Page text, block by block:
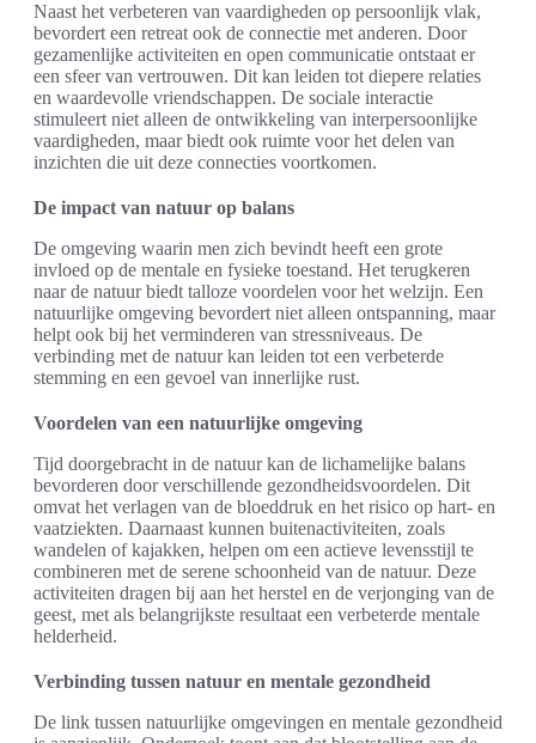
Naast het verbeteren van vaardigheden op persoonlijk vlak,
bevordert een retreat ook de connectie met anderen. Door
gezamenlijke activiteiten en open communicatie ontstaat er
een sfeer van vertrouwen. Dit kan leiden tot diepere relaties
en waardevolle vriendschappen. De sociale interactie
stimuleert niet alleen de ontwikkeling van interpersoonlijke
vaardigheden, maar biedt ook ruimte voor het delen van
inzichten die uit deze connecties voortkomen.
De impact van natuur op balans
De omgeving waarin men zich bevindt heeft een grote
invloed op de mentale en fysieke toestand. Het terugkeren
naar de natuur biedt talloze voordelen voor het welzijn. Een
natuurlijke omgeving bevordert niet alleen ontspanning, maar
helpt ook bij het verminderen van stressniveaus. De
verbinding met de natuur kan leiden tot een verbeterde
stemming en een gevoel van innerlijke rust.
Voordelen van een natuurlijke omgeving
Tijd doorgebracht in de natuur kan de lichamelijke balans
bevorderen door verschillende gezondheidsvoordelen. Dit
omvat het verlagen van de bloeddruk en het risico op hart- en
vaatziekten. Daarnaast kunnen buitenactiviteiten, zoals
wandelen of kajakken, helpen om een actieve levensstijl te
combineren met de serene schoonheid van de natuur. Deze
activiteiten dragen bij aan het herstel en de verjonging van de
geest, met als belangrijkste resultaat een verbeterde mentale
helderheid.
Verbinding tussen natuur en mentale gezondheid
De link tussen natuurlijke omgevingen en mentale gezondheid